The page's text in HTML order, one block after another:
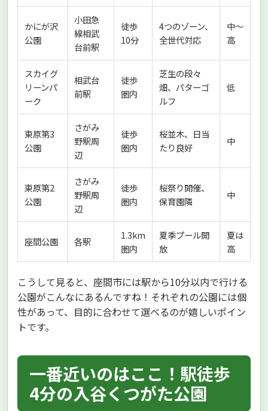
かにが沢
公園
小田急
線相武
台前駅
徒歩
10分
4つのゾーン、
全世代対応
中〜
高
スカイグ
リーンパ
ーク
相武台
前駅
徒歩
圏内
芝生の段々
畑、パターゴ
ルフ
低
東原第3
公園
さがみ
野駅周
辺
徒歩
圏内
桜並木、日当
たり良好
中
東原第2
公園
さがみ
野駅周
辺
徒歩
圏内
桜祭り開催、
保育園隣
中
座間公園 各駅
1.3km
圏内
夏季プール開
放
夏は
高
こうして見ると、座間市には駅から10分以内で行ける
公園がこんなにあるんですね！それぞれの公園には個
性があって、目的に合わせて選べるのが嬉しいポイン
トです。
一番近いのはここ！駅徒歩
4分の入谷くつがた公園